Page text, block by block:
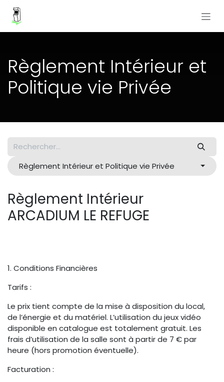
Se rendre au contenu
Règlement Intérieur et
Politique vie Privée
Règlement Intérieur et Politique vie Privée
Règlement Intérieur
ARCADIUM LE REFUGE
1. Conditions Financières
Tarifs :
Le prix tient compte de la mise à disposition du local,
de l’énergie et du matériel. L’utilisation du jeux vidéo
disponible en catalogue est totalement gratuit. Les
frais d’utilisation de la salle sont à partir de 7 € par
heure (hors promotion éventuelle).
Facturation :